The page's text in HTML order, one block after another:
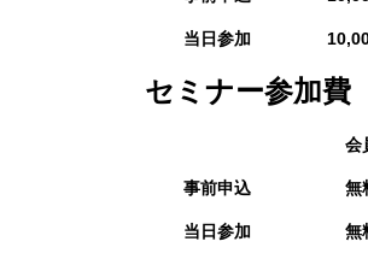
当日参加
セミナー参加費
会
事前申込 無
当日参加 無